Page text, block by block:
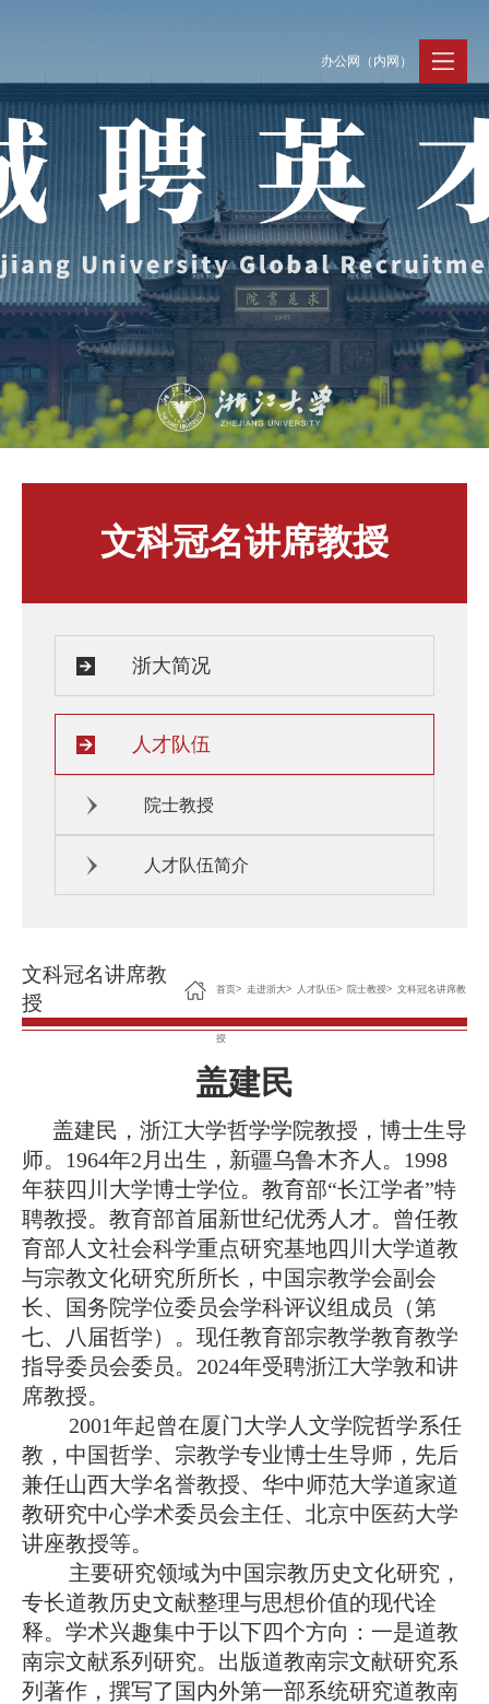
办公网（内网）
聚贤纳才
Jobs @ ZJU
招聘公告
加入我们
走进浙大
Discover ZJU
浙大简况
人才队伍
人才动态
News and Events
新闻速递
人才风采
事业发展
Careers @ ZJU
教师培训与荣誉
支持保障
Work and Life
住房资源
服务保障
文科冠名讲席教授
浙大简况
人才队伍
院士教授
人才队伍简介
文科冠名讲席教
授
首页> 走进浙大> 人才队伍> 院士教授> 文科冠名讲席教
授
盖建民
盖建民，浙江大学哲学学院教授， 博士生导
师。 1964年2 月出生，新疆乌鲁木齐人 。1998
年获四川 大学博士学位。教育部“长江学者”特
聘教授。 教育部首届新世纪优秀人才。曾任教
育部人文社会科学重点研究基地四川大学道教
与宗教文化研究所所长，中国宗教学会副会
长、国务院学位委员会学科评议组成员（第
七、八届哲学）。现任教育部宗教学教育教学
指导委员会委员。 2024年受聘浙江大学敦和讲
席教授。
2001年起曾在厦门大学人文学院哲学系任
教，中国哲学、宗教学专业博士生导师，先后
兼任山西大学名誉教授、华中师范大学道家道
教研究中心学术委员会主任、北京中医药大学
讲座教授等。
主要研究领域为中国宗教历史文化研究，
专长道教历史文献整理与思想价值的现代诠
释。学术兴趣集中于以下四个方向：一是道教
南宗文献系列研究。出版道教南宗文献研究系
列著作，撰写了国内外第一部系统研究道教南